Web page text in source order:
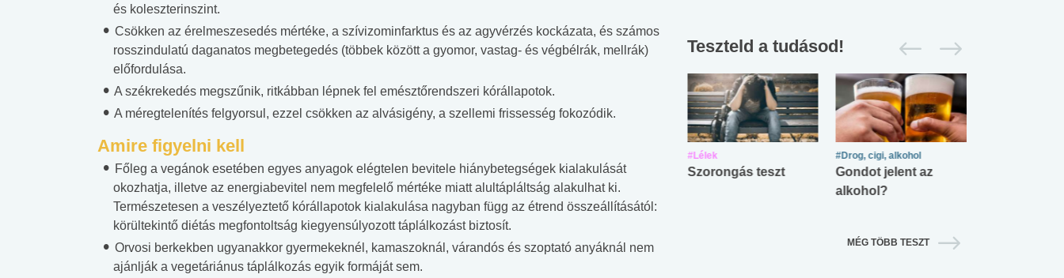
és koleszterinszint.
Csökken az érelmeszesedés mértéke, a szívizominfarktus és az agyvérzés kockázata, és számos
rosszindulatú daganatos megbetegedés (többek között a gyomor, vastag- és végbélrák, mellrák)
előfordulása.
A székrekedés megszűnik, ritkábban lépnek fel emésztőrendszeri kórállapotok.
A méregtelenítés felgyorsul, ezzel csökken az alvásigény, a szellemi frissesség fokozódik.
Amire figyelni kell
Főleg a vegánok esetében egyes anyagok elégtelen bevitele hiánybetegségek kialakulását
okozhatja, illetve az energiabevitel nem megfelelő mértéke miatt alultápláltság alakulhat ki.
Természetesen a veszélyeztető kórállapotok kialakulása nagyban függ az étrend összeállításától:
körültekintő diétás megfontoltság kiegyensúlyozott táplálkozást biztosít.
Orvosi berkekben ugyanakkor gyermekeknél, kamaszoknál, várandós és szoptató anyáknál nem
ajánlják a vegetáriánus táplálkozás egyik formáját sem.
Teszteld a tudásod!
Mekkora az ökológiai
lábnyomod?
Elsősegély
tudásteszt
Angol középfokú
nyelvvizsga teszt -
No.42
Internet-függőség
teszt
#Lélek
Szorongás teszt
#Drog, cigi, alkohol
Gondot jelent az
alkohol?
MÉG TÖBB TESZT